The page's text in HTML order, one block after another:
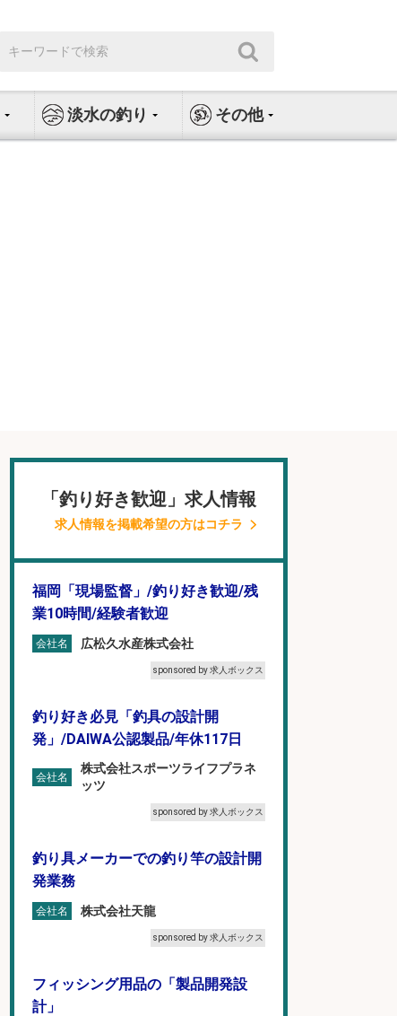
索:
淡水の釣り その他
「釣り好き歓迎」求人情報
求人情報を掲載希望の方はコチラ
福岡「現場監督」/釣り好き歓迎/残
業10時間/経験者歓迎
会社名 広松久水産株式会社
sponsored by 求人ボックス
釣り好き必見「釣具の設計開
発」/DAIWA公認製品/年休117日
会社名
株式会社スポーツライフプラネ
ッツ
sponsored by 求人ボックス
釣り具メーカーでの釣り竿の設計開
発業務
会社名 株式会社天龍
sponsored by 求人ボックス
フィッシング用品の「製品開発設
計」